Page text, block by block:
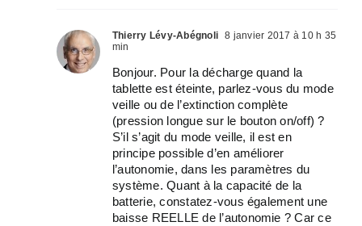
Thierry Lévy-Abégnoli 8 janvier 2017 à 10 h 35
min
Bonjour. Pour la décharge quand la
tablette est éteinte, parlez-vous du mode
veille ou de l’extinction complète
(pression longue sur le bouton on/off) ?
S’il s’agit du mode veille, il est en
principe possible d’en améliorer
l’autonomie, dans les paramètres du
système. Quant à la capacité de la
batterie, constatez-vous également une
baisse REELLE de l’autonomie ? Car ce